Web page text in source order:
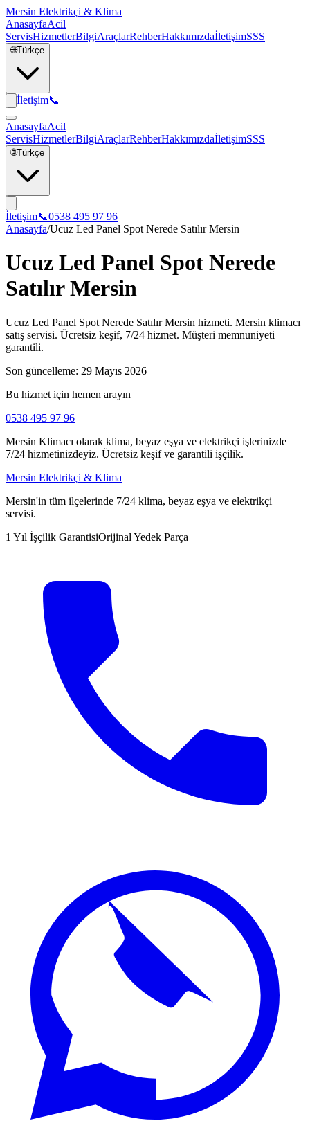
Mersin Elektrikçi & Klima
AnasayfaAcil
ServisHizmetlerBilgiAraçlarRehberHakkımızdaİletişimSSS
🌐Türkçe
İletişim📞
AnasayfaAcil
ServisHizmetlerBilgiAraçlarRehberHakkımızdaİletişimSSS
🌐Türkçe
İletişim📞0538 495 97 96
Anasayfa/Ucuz Led Panel Spot Nerede Satılır Mersin
Ucuz Led Panel Spot Nerede
Satılır Mersin
Ucuz Led Panel Spot Nerede Satılır Mersin hizmeti. Mersin klimacı
satış servisi. Ücretsiz keşif, 7/24 hizmet. Müşteri memnuniyeti
garantili.
Son güncelleme: 29 Mayıs 2026
Bu hizmet için hemen arayın
0538 495 97 96
Mersin Klimacı olarak klima, beyaz eşya ve elektrikçi işlerinizde
7/24 hizmetinizdeyiz. Ücretsiz keşif ve garantili işçilik.
Mersin Elektrikçi & Klima
Mersin'in tüm ilçelerinde 7/24 klima, beyaz eşya ve elektrikçi
servisi.
1 Yıl İşçilik GarantisiOrijinal Yedek Parça